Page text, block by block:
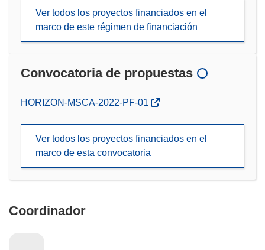
Ver todos los proyectos financiados en el
marco de este régimen de financiación
Convocatoria de propuestas
(se
nueva
HORIZON-MSCA-2022-PF-01
Ver todos los proyectos financiados en el
marco de esta convocatoria
Coordinador